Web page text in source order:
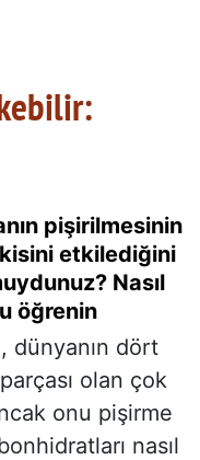
pişirilmesinin
etkilediğini
Nasıl
öğrenin
dünyanın dört
olan çok
onu pişirme
nasıl